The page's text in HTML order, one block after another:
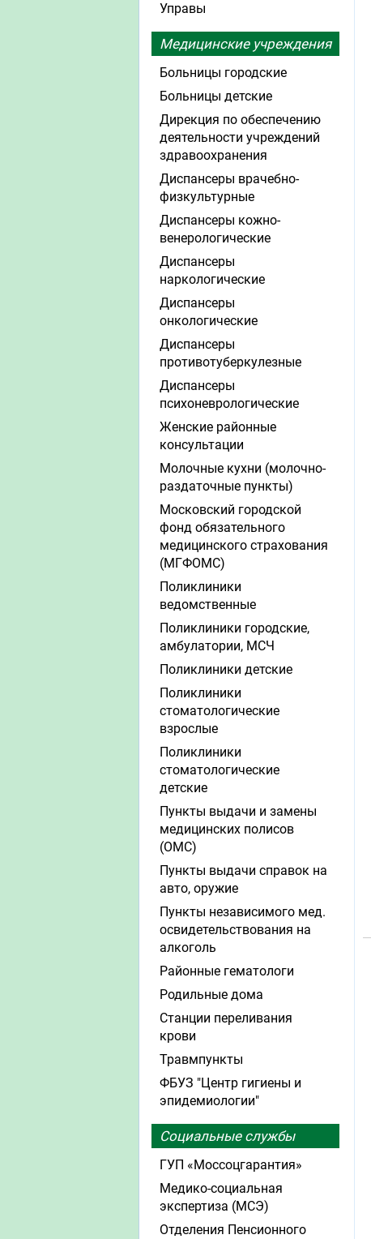
Управы
Медицинские учреждения
Больницы городские
Больницы детские
Дирекция по обеспечению
деятельности учреждений
здравоохранения
Диспансеры врачебно-
физкультурные
Диспансеры кожно-
венерологические
Диспансеры
наркологические
Диспансеры
онкологические
Диспансеры
противотуберкулезные
Диспансеры
психоневрологические
Женские районные
консультации
Молочные кухни (молочно-
раздаточные пункты)
Московский городской
фонд обязательного
медицинского страхования
(МГФОМС)
Поликлиники
ведомственные
Поликлиники городские,
амбулатории, МСЧ
Поликлиники детские
Поликлиники
стоматологические
взрослые
Поликлиники
стоматологические
детские
Пункты выдачи и замены
медицинских полисов
(ОМС)
Пункты выдачи справок на
авто, оружие
Пункты независимого мед.
освидетельствования на
алкоголь
Районные гематологи
Родильные дома
Станции переливания
крови
Травмпункты
ФБУЗ "Центр гигиены и
эпидемиологии"
Социальные службы
ГУП «Моссоцгарантия»
Медико-социальная
экспертиза (МСЭ)
Отделения Пенсионного